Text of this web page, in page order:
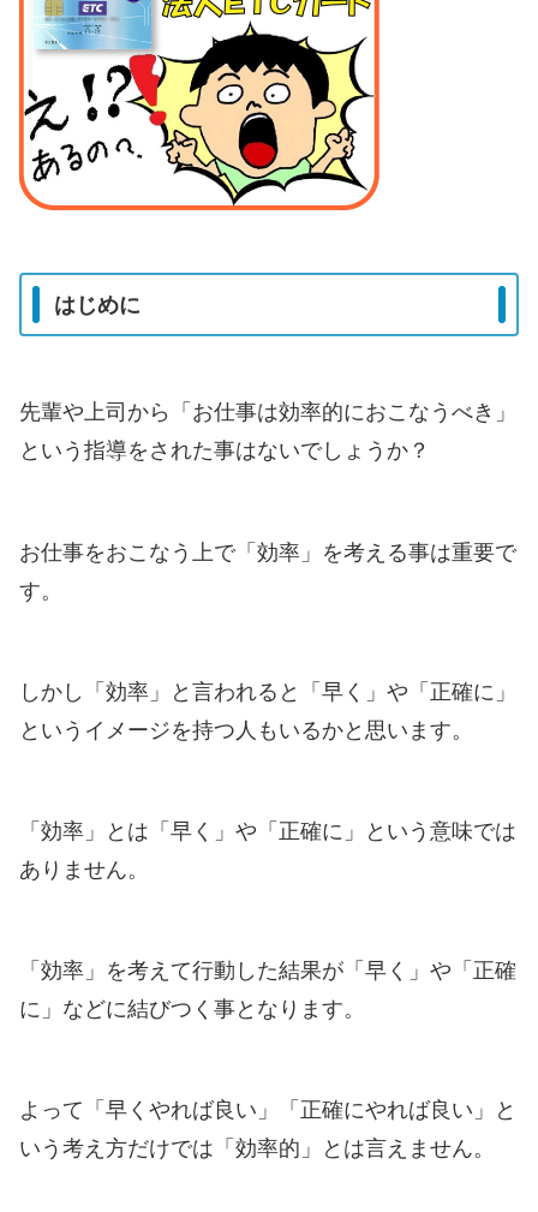
はじめに
先輩や上司から「お仕事は効率的におこなうべき」
という指導をされた事はないでしょうか？
お仕事をおこなう上で「効率」を考える事は重要で
す。
しかし「効率」と言われると「早く」や「正確に」
というイメージを持つ人もいるかと思います。
「効率」とは「早く」や「正確に」という意味では
ありません。
「効率」を考えて行動した結果が「早く」や「正確
に」などに結びつく事となります。
よって「早くやれば良い」「正確にやれば良い」と
いう考え方だけでは「効率的」とは言えません。